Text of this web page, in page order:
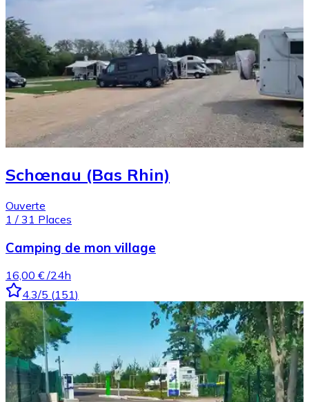
Schœnau (Bas Rhin)
Ouverte
1 / 31 Places
Camping de mon village
16,00 € /24h
4.3/5 (151)